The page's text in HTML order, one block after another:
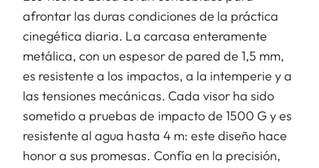
afrontar las duras condiciones de la práctica
cinegética diaria. La carcasa enteramente
metálica, con un espesor de pared de 1,5 mm,
es resistente a los impactos, a la intemperie y a
las tensiones mecánicas. Cada visor ha sido
sometido a pruebas de impacto de 1500 G y es
resistente al agua hasta 4 m: este diseño hace
honor a sus promesas. Confía en la precisión,